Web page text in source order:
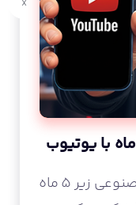
یاد بگیر با یک گوشی و هوش‌مصنوعی زیر 5 ماه